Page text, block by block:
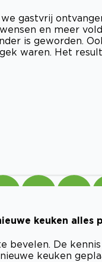
gastvrij
en meer
is geworden.
waren. Het
keuken alles
bevelen. De
keuken